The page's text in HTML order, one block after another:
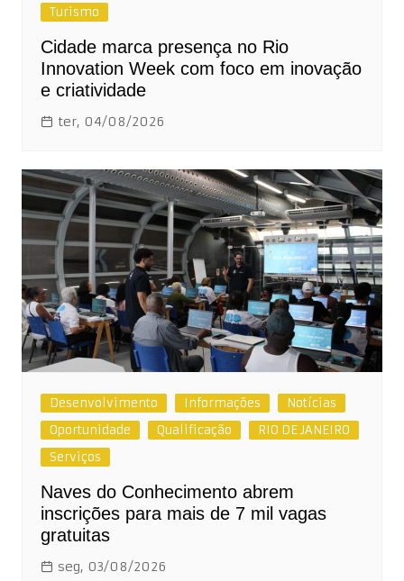
Turismo
Cidade marca presença no Rio
Innovation Week com foco em inovação
e criatividade
ter, 04/08/2026
Desenvolvimento Informações
Notícias
Oportunidade
Qualificação
RIO DE JANEIRO
Serviços
Naves do Conhecimento abrem
inscrições para mais de 7 mil vagas
gratuitas
seg, 03/08/2026